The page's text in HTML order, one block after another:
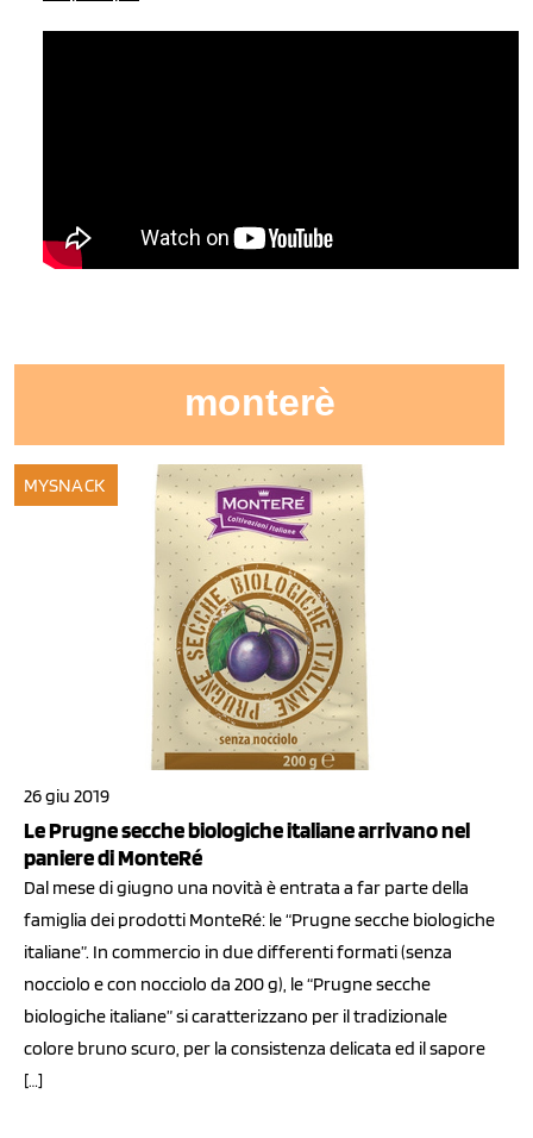
monterè
MYSNACK
26 giu 2019
Le Prugne secche biologiche italiane arrivano nel
paniere di MonteRé
Dal mese di giugno una novità è entrata a far parte della
famiglia dei prodotti MonteRé: le “Prugne secche biologiche
italiane”. In commercio in due differenti formati (senza
nocciolo e con nocciolo da 200 g), le “Prugne secche
biologiche italiane” si caratterizzano per il tradizionale
colore bruno scuro, per la consistenza delicata ed il sapore
[…]